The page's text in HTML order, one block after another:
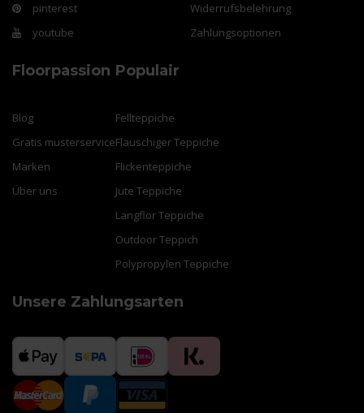
pinterest
youtube
Widerrufsbelehrung
Zahlungsoptionen
Floorpassion
Blog
Gratis musterservice
Marken
Über uns
Populair
Fellteppiche
Flauschiger Teppiche
Flickenteppiche
Jute Teppiche
Langflor Teppiche
Outdoor Teppich
Polypropylen Teppiche
Unsere Zahlungsarten